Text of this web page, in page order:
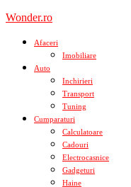
Skip
content
Wonder.ro
Afaceri
Imobiliare
Auto
Inchirieri
Transport
Tuning
Cumparaturi
Calculatoare
Cadouri
Electrocasnice
Gadgeturi
Haine